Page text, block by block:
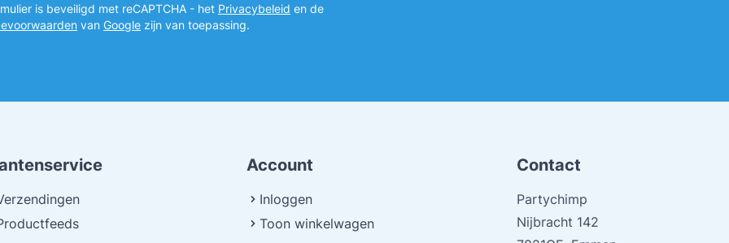
is beveiligd met reCAPTCHA - het Privacybeleid en de
van Google zijn van toepassing.
Account
Inloggen
Toon winkelwagen
Contact
Partychimp
Nijbracht 142